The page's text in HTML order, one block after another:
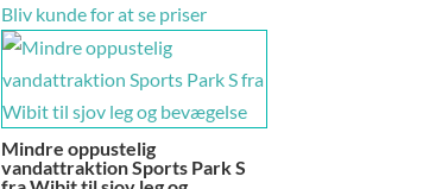
Bliv kunde for at se priser
Mindre oppustelig
vandattraktion Sports Park S